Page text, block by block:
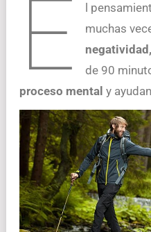
E
l
muchas
negatividad,
de 90
proceso mental y